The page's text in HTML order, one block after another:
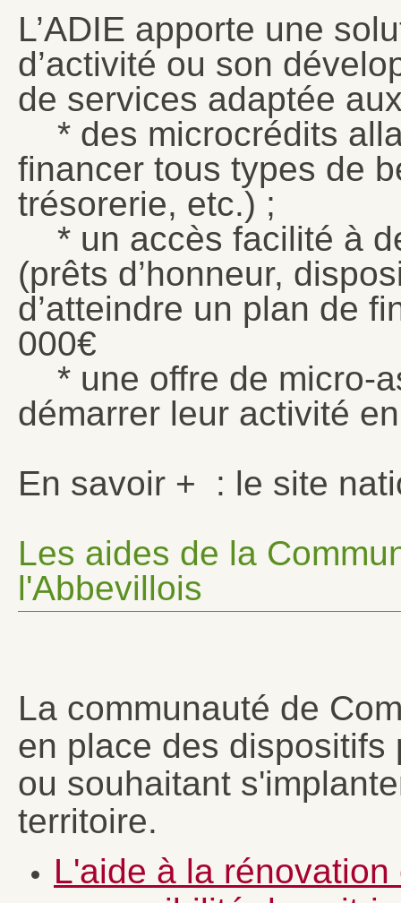
L’ADIE apporte une
d’activité ou son
de services adaptée
* des microcrédits
financer tous types de
trésorerie, etc.) ;
* un accès facilité à
(prêts d’honneur,
d’atteindre un plan de
000€
* une offre de micro-
démarrer leur activité
En savoir + : le site
Les aides de la
l'Abbevillois
La communauté de
en place des
ou souhaitant
territoire.
L'aide à la